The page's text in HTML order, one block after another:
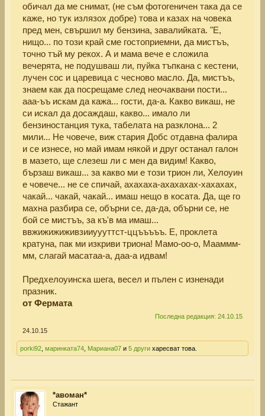
обичал да ме снимат, (не съм фотогеничен така да се
каже, но тук излязох добре) това и казах на човека
пред мен, свършил му бензина, завалийката. "Е,
нищо... по този край сме гостоприемни, да мистъъ,
точно тъй му рекох. А и мама вече е сложила
вечерята, не подушваш ли, пуйка тъпкана с кестени,
лучен сос и царевица с чесново масло. Да, мистъъ,
знаем как да посрещаме след неочаквани пости...
ааа-ъъ искам да кажа... гости, да-а. Какво викаш, не
си искал да досаждаш, какво... имало ли
бензиностанция тука, табелата на разклона... 2
мили... Не човече, виж стария Добс отдавна фалира
и се изнесе, но май имам някой и друг останал галон
в мазето, ще слезеш ли с мен да видим! Какво,
бързаш викаш... за какво ми е този трион ли, Хелоуин
е човече... не се спичай, ахахаха-ахахахах-хахахах,
чакай... чакай, чакай... имаш нещо в косата. Да, ще го
махна разбира се, обърни се, да-да, обърни се, не
бой се мистъъ, за къ'в ма имаш...
ввжижижиживзииуууттст-ццъъъъъ. Е, проклета
кратуна, пак ми изкриви триона! Мамо-оо-о, Мааммм-
мм, слагай масатаа-а, даа-а идвам!
Предхелоуинска шега, весел и пълен с изненади
празник.
от Фермата
Последна редакция: 24.10.15
24.10.15
porki92 маринката74 Мариана07 и 5 други харесват това.
*авоман*
Стажант